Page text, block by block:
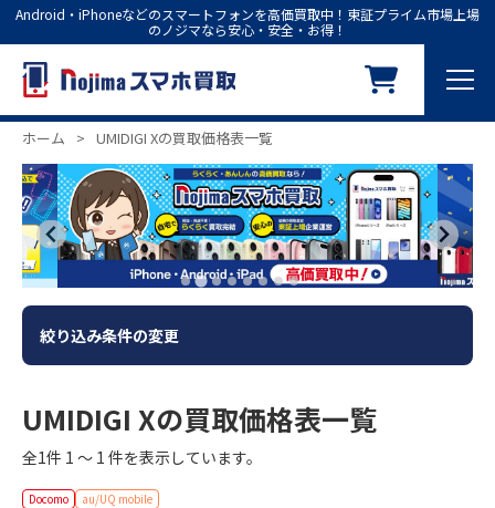
Android・iPhoneなどのスマートフォンを高価買取中！東証プライム市場上場
のノジマなら安心・安全・お得！
ホーム > UMIDIGI Xの買取価格表一覧
絞り込み条件の変更
UMIDIGI Xの買取価格表一覧
全1件 1 ～ 1 件を表示しています。
Docomo
au/UQ mobile